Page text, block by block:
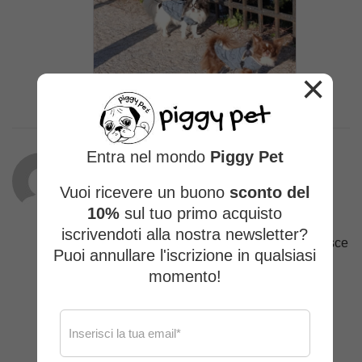
Eleonora E. (proprietario verificato)
02/03/2026
Bellissima felpa… ottima vestibilità, aderisce
senza costringere..per Lulù ho scelto una
collo… grazie sempre a Mariangela che mi
consiglia alla perfezione 🙏☺️
Leggi di più
×
Entra nel mondo Piggy Pet
Vuoi ricevere un buono sconto del
10% sul tuo primo acquisto
iscrivendoti alla nostra newsletter?
Puoi annullare l'iscrizione in qualsiasi
momento!